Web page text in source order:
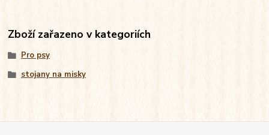
Zboží zařazeno v kategoriích
Pro psy
stojany na misky